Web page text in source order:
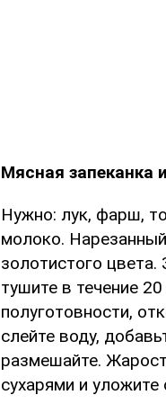
Мясная запеканка
Нужно: лук, фарш,
молоко.
золотистого цвета.
тушите в течение
полуготовности,
слейте воду,
размешайте.
сухарями и